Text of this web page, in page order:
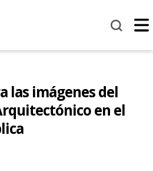
las imágenes del
en el